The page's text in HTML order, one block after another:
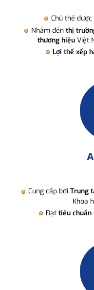
Chủ thể được
Nhắm đến thị
thương hiệuViệt
Lợi thế xếp
Cung cấp bởi Trung
Khoa
Đạt tiêu chuẩn